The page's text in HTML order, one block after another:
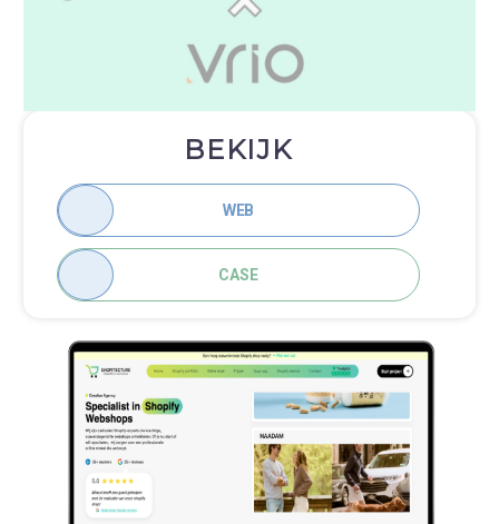
BEKIJK
WEB
CASE
waardoor self-service verbetert en
supportteams worden ontlast.